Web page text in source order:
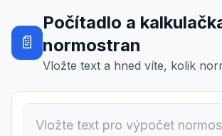
📄
Počítadlo a
normostran
Vložte text a hned víte, kolik